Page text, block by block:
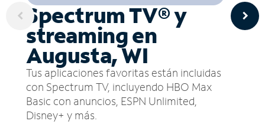
Spectrum TV® y
streaming en
Augusta, WI
Tus aplicaciones favoritas están incluidas
con Spectrum TV, incluyendo HBO Max
Basic con anuncios, ESPN Unlimited,
Disney+ y más.